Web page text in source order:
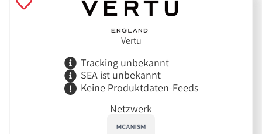
Vertu
Tracking unbekannt
SEA ist unbekannt
Keine Produktdaten-Feeds
Netzwerk